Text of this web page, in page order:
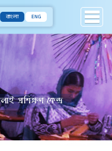
বাংলা ENG
প্রশিক্ষণ কেন্দ্র